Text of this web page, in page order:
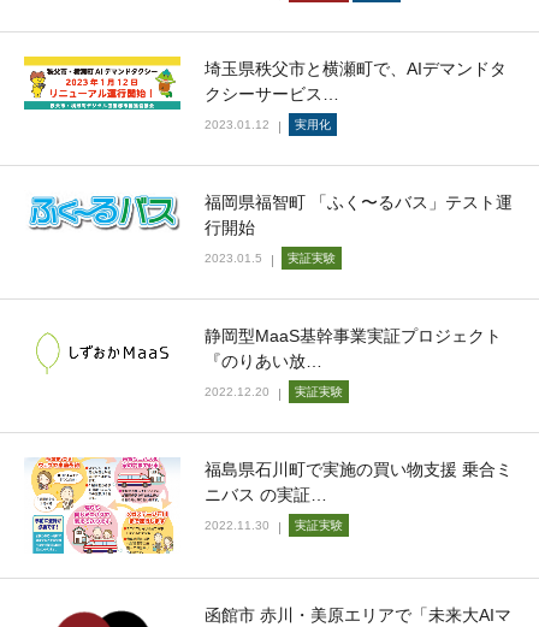
埼玉県秩父市と横瀬町で、AIデマンドタ
クシーサービス…
2023.01.12 実用化
福岡県福智町 「ふく〜るバス」テスト運
行開始
2023.01.5 実証実験
静岡型MaaS基幹事業実証プロジェクト
『のりあい放…
2022.12.20 実証実験
福島県石川町で実施の買い物支援 乗合ミ
ニバス の実証…
2022.11.30 実証実験
函館市 赤川・美原エリアで「未来大AIマ